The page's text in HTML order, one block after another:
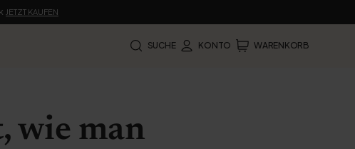
JETZT KAUFEN
SUCHE KONTO WARENKORB
wie man